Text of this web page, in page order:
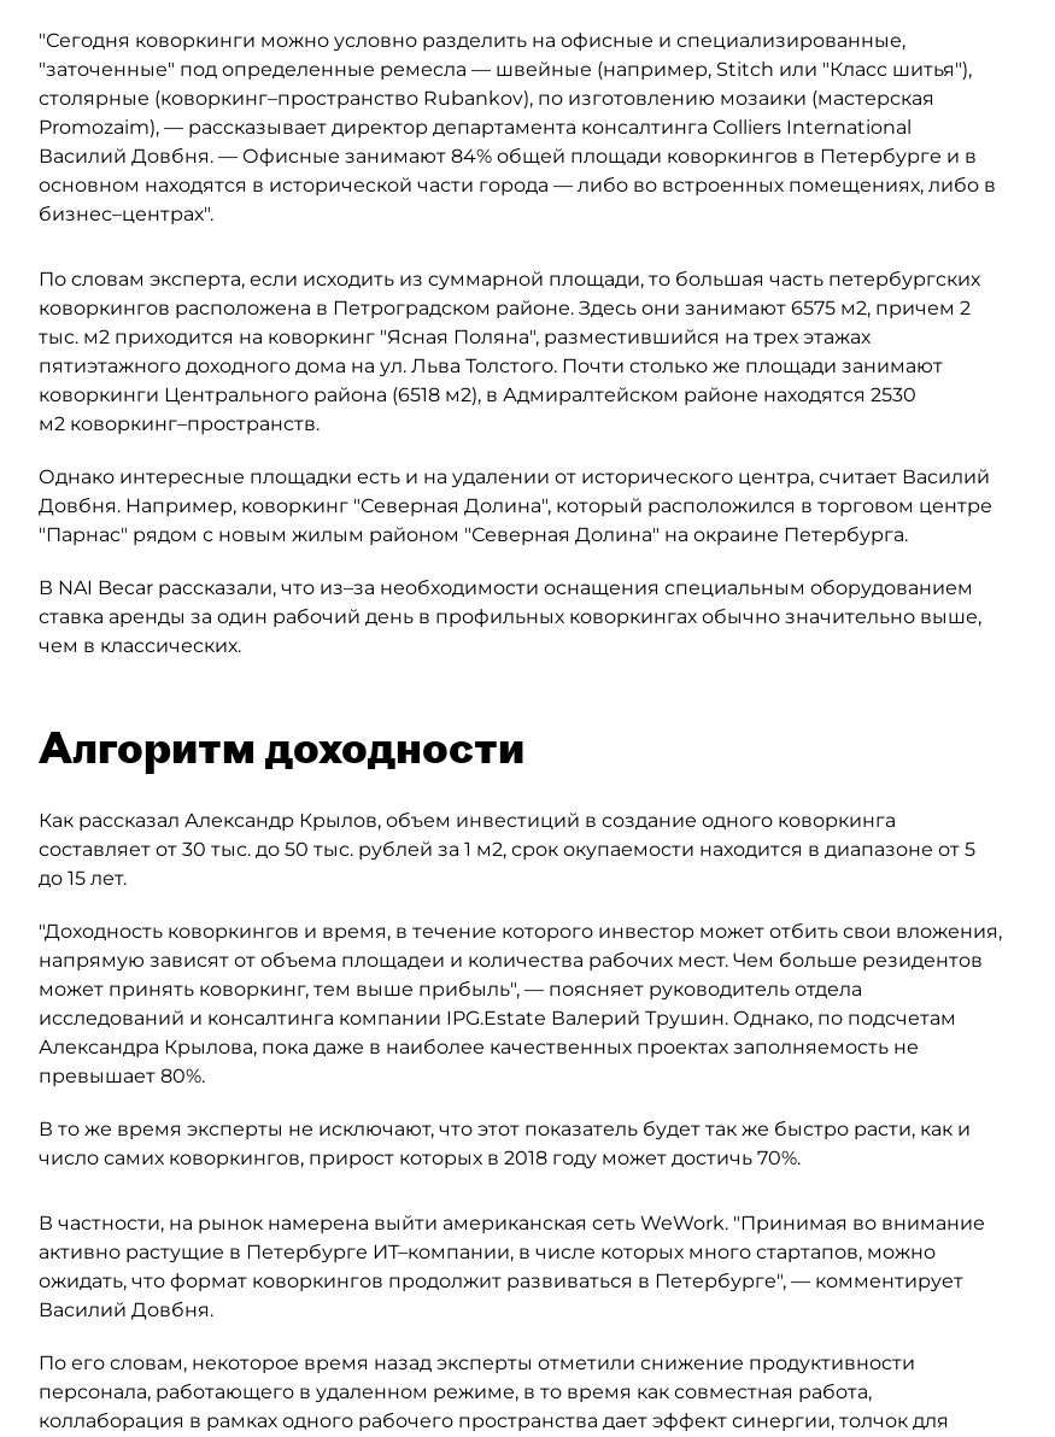
"Сегодня коворкинги можно условно разделить на офисные и специализированные,
"заточенные" под определенные ремесла — швейные (например, Stitch или "Класс шитья"),
столярные (коворкинг–пространство Rubankov), по изготовлению мозаики (мастерская
Promozaim), — рассказывает директор департамента консалтинга Colliers International
Василий Довбня. — Офисные занимают 84% общей площади коворкингов в Петербурге и в
основном находятся в исторической части города — либо во встроенных помещениях, либо в
бизнес–центрах".
По словам эксперта, если исходить из суммарной площади, то большая часть петербургских
коворкингов расположена в Петроградском районе. Здесь они занимают 6575 м2, причем 2
тыс. м2 приходится на коворкинг "Ясная Поляна", разместившийся на трех этажах
пятиэтажного доходного дома на ул. Льва Толстого. Почти столько же площади занимают
коворкинги Центрального района (6518 м2), в Адмиралтейском районе находятся 2530
м2 коворкинг–пространств.
Однако интересные площадки есть и на удалении от исторического центра, считает Василий
Довбня. Например, коворкинг "Северная Долина", который расположился в торговом центре
"Парнас" рядом с новым жилым районом "Северная Долина" на окраине Петербурга.
В NAI Becar рассказали, что из–за необходимости оснащения специальным оборудованием
ставка аренды за один рабочий день в профильных коворкингах обычно значительно выше,
чем в классических.
Алгоритм доходности
Как рассказал Александр Крылов, объем инвестиций в создание одного коворкинга
составляет от 30 тыс. до 50 тыс. рублей за 1 м2, срок окупаемости находится в диапазоне от 5
до 15 лет.
"Доходность коворкингов и время, в течение которого инвестор может отбить свои вложения,
напрямую зависят от объема площадеи и количества рабочих мест. Чем больше резидентов
может принять коворкинг, тем выше прибыль", — поясняет руководитель отдела
исследований и консалтинга компании IPG.Estate Валерий Трушин. Однако, по подсчетам
Александра Крылова, пока даже в наиболее качественных проектах заполняемость не
превышает 80%.
В то же время эксперты не исключают, что этот показатель будет так же быстро расти, как и
число самих коворкингов, прирост которых в 2018 году может достичь 70%.
В частности, на рынок намерена выйти американская сеть WeWork. "Принимая во внимание
активно растущие в Петербурге ИТ–компании, в числе которых много стартапов, можно
ожидать, что формат коворкингов продолжит развиваться в Петербурге", — комментирует
Василий Довбня.
По его словам, некоторое время назад эксперты отметили снижение продуктивности
персонала, работающего в удаленном режиме, в то время как совместная работа,
коллаборация в рамках одного рабочего пространства дает эффект синергии, толчок для